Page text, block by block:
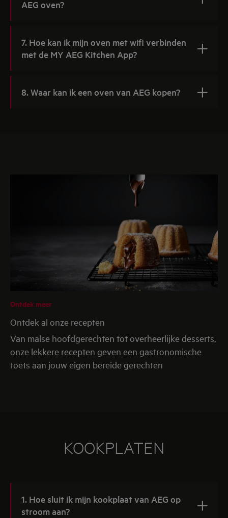
AEG oven?
7. Hoe kan ik mijn oven met wifi verbinden
met de MY AEG Kitchen App?
8. Waar kan ik een oven van AEG kopen?
Ontdek meer
Ontdek al onze recepten
Van malse hoofdgerechten tot overheerlijke desserts,
onze lekkere recepten geven een gastronomische
toets aan jouw eigen bereide gerechten
KOOKPLATEN
1. Hoe sluit ik mijn kookplaat van AEG op
stroom aan?